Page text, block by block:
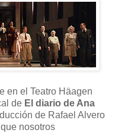
en el Teatro Häagen
de El diario de Ana
de Rafael Alvero
nosotros